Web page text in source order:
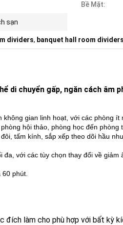
Bề Mặt:
sạn
dividers, banquet hall room dividers
di chuyển gấp, ngăn cách âm
gian linh hoạt, với các phòng
hội thảo, phòng học đến phòng
tấm kính, sắp xếp theo dõi hầu
với các tùy chọn thay đổi về giảm
phút.
đích làm cho phù hợp với bất kỳ